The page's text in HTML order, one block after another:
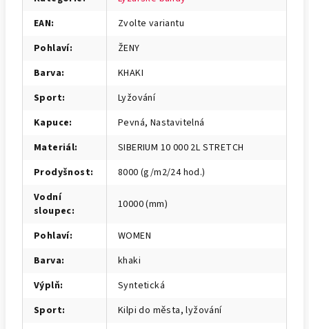
EAN:
Zvolte variantu
Pohlaví:
ŽENY
Barva:
KHAKI
Sport:
Lyžování
Kapuce:
Pevná, Nastavitelná
Materiál:
SIBERIUM 10 000 2L STRETCH
Prodyšnost:
8000 (g/m2/24 hod.)
Vodní
sloupec: 10000 (mm)
Pohlaví:
WOMEN
Barva:
khaki
Výplň:
Syntetická
Sport: Kilpi do města, lyžování